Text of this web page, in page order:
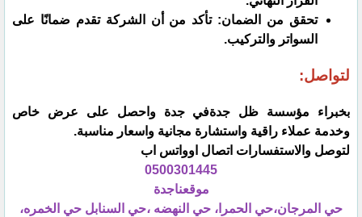
تحقق من الضمان: تأكد من أن الشركة تقدم ضمانًا على
السواتر والتركيب.
لتواصل:
بخبراء مؤسسة ظل جدةفي جدة واحصل على عرض خاص
وخدمة عملاء راقية واستشارة مجانية واسعار مناسبة.
لتوصل والاستفسارات اتصال اوواتس اب
0500301445
موقعناجدة
حي المرجان،حي الحمرا، حي النهضه ،حي السنابل حي الخمره،